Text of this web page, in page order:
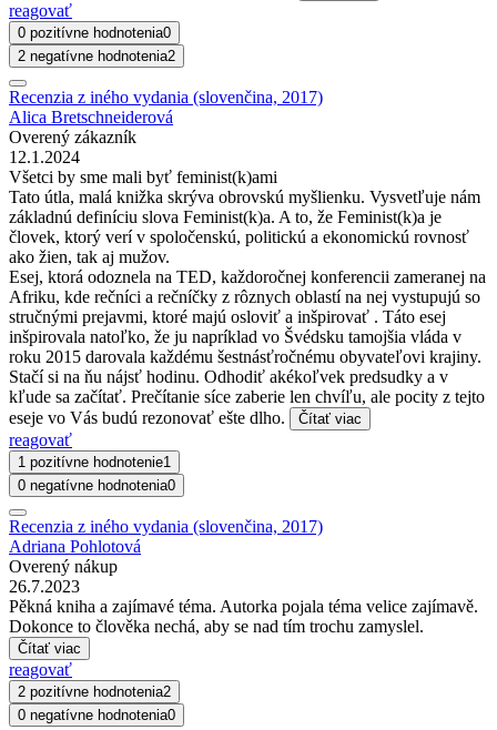
reagovať
0 pozitívne hodnotenia0
2 negatívne hodnotenia2
Recenzia z iného vydania (slovenčina, 2017)
Alica Bretschneiderová
Overený zákazník
12.1.2024
Všetci by sme mali byť feminist(k)ami
Tato útla, malá knižka skrýva obrovskú myšlienku. Vysvetľuje nám
základnú definíciu slova Feminist(k)a. A to, že Feminist(k)a je
človek, ktorý verí v spoločenskú, politickú a ekonomickú rovnosť
ako žien, tak aj mužov.
Esej, ktorá odoznela na TED, každoročnej konferencii zameranej na
Afriku, kde rečníci a rečníčky z rôznych oblastí na nej vystupujú so
stručnými prejavmi, ktoré majú osloviť a inšpirovať . Táto esej
inšpirovala natoľko, že ju napríklad vo Švédsku tamojšia vláda v
roku 2015 darovala každému šestnásťročnému obyvateľovi krajiny.
Stačí si na ňu nájsť hodinu. Odhodiť akékoľvek predsudky a v
kľude sa začítať. Prečítanie síce zaberie len chvíľu, ale pocity z tejto
eseje vo Vás budú rezonovať ešte dlho.
Čítať viac
reagovať
1 pozitívne hodnotenie1
0 negatívne hodnotenia0
Recenzia z iného vydania (slovenčina, 2017)
Adriana Pohlotová
Overený nákup
26.7.2023
Pěkná kniha a zajímavé téma. Autorka pojala téma velice zajímavě.
Dokonce to člověka nechá, aby se nad tím trochu zamyslel.
Čítať viac
reagovať
2 pozitívne hodnotenia2
0 negatívne hodnotenia0